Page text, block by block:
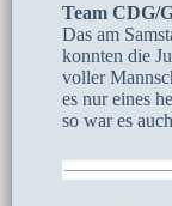
Team CDG/
Das am
konnten die
voller
es nur eines
so war es